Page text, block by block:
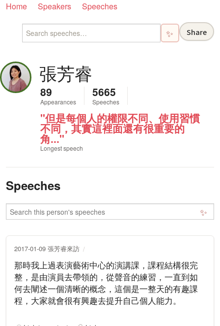
Home Speakers Speeches
✨ Share
張芳睿
89
Appearances
5665
Speeches
"但是每個人的權限不同、使用習慣
不同，其實這裡面還有很重要的
角..."
Longest speech
Speeches
✨
2017-01-09 張芳睿來訪
那時我上過表演藝術中心的演講課，課程結構很完
整，是由演員去帶領的，從聲音的練習，一直到如
何去闡述一個清晰的概念，這個是一整天的有趣課
程，大家就會很有興趣去提升自己個人能力。